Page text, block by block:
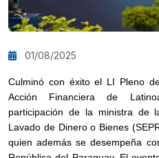
01/08/2025
Culminó con éxito el LI Pleno
Acción Financiera de
participación de la ministra de
Lavado de Dinero o Bienes
quien además se desempeña